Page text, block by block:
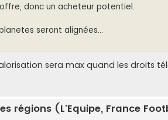
donc un acheteur potentiel.
seront alignées...
sera max quand les droits
régions (L'Equipe, France